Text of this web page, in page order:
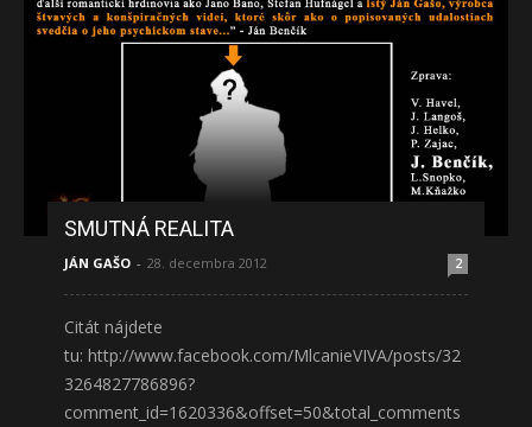
SMUTNÁ REALITA
JÁN GAŠO - 28. decembra 2012 2
Citát nájdete
tu: http://www.facebook.com/MlcanieVIVA/posts/32
3264827786896?
comment_id=1620336&offset=50&total_comments